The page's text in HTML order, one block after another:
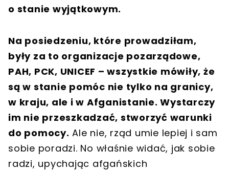
o stanie wyjątkowym.
Na posiedzeniu, które prowadziłam,
były za to organizacje pozarządowe,
PAH, PCK, UNICEF – wszystkie mówiły, że
są w stanie pomóc nie tylko na granicy,
w kraju, ale i w Afganistanie. Wystarczy
im nie przeszkadzać, stworzyć warunki
do pomocy. Ale nie, rząd umie lepiej i sam
sobie poradzi. No właśnie widać, jak sobie
radzi, upychając afgańskich